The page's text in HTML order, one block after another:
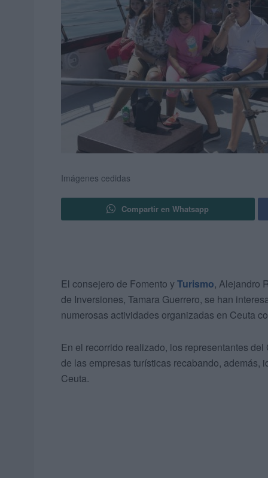
Imágenes cedidas
Compartir en Whatsapp
El consejero de Fomento yTurismo, Alejandro
de Inversiones, Tamara Guerrero, se han
numerosas actividades organizadas en Ceuta
En el recorrido realizado, los representantes
de las empresas turísticas recabando, además,
Ceuta.